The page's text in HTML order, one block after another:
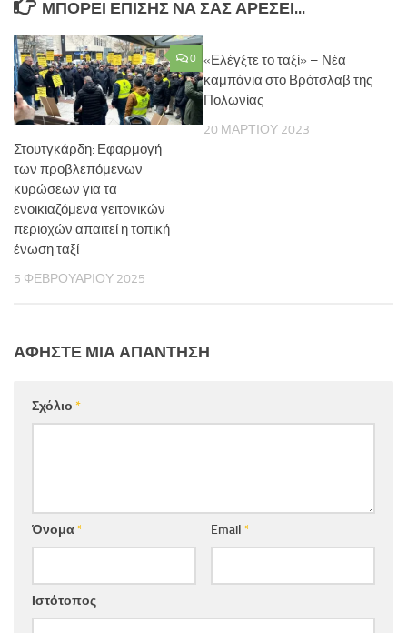
ΜΠΟΡΕΊ ΕΠΊΣΗΣ ΝΑ ΣΑΣ ΑΡΈΣΕΙ...
0
Στουτγκάρδη: Εφαρμογή
των προβλεπόμενων
κυρώσεων για τα
ενοικιαζόμενα γειτονικών
περιοχών απαιτεί η τοπική
ένωση ταξί
5 ΦΕΒΡΟΥΑΡΊΟΥ 2025
«Ελέγξτε το ταξί» – Νέα
καμπάνια στο Βρότσλαβ της
Πολωνίας
20 ΜΑΡΤΊΟΥ 2023
ΑΦΉΣΤΕ ΜΙΑ ΑΠΆΝΤΗΣΗ
Σχόλιο *
Όνομα* Email *
Ιστότοπος